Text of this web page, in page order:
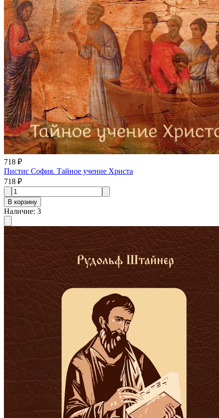
718 ₽
Пистис София. Тайное учение Христа
718 ₽
В корзину
Наличие: 3